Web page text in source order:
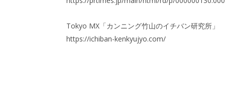
Tokyo MX「カンニング竹山のイチバン研究所」
https://ichiban-kenkyujyo.com/